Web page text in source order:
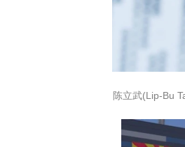
陈立武(Lip-Bu